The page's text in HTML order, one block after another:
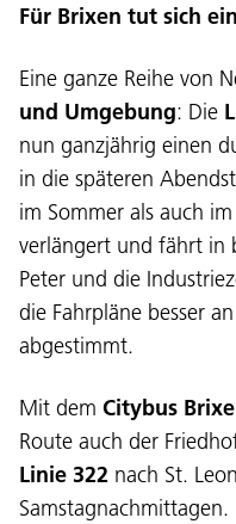
Für Brixen tut sich
Eine ganze Reihe von
und Umgebung: Die
nun ganzjährig einen
in die späteren
im Sommer als auch
verlängert und fährt in
Peter und die
die Fahrpläne besser
abgestimmt.
Mit dem Citybus
Route auch der
Linie 322 nach St.